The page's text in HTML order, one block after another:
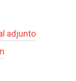
adjunto